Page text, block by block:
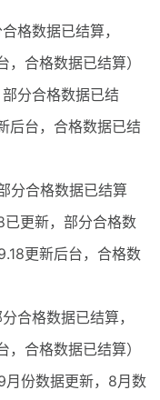
格数据已结算，
，合格数据已结算）
分合格数据已结
后台，合格数据已结
分合格数据已结算
更新，部分合格数
更新后台，合格数
合格数据已结算，
，合格数据已结算）
份数据更新，8月数